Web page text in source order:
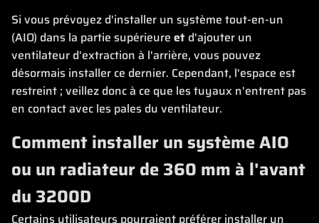
Si vous prévoyez d'installer un système tout-en-un
(AIO) dans la partie supérieure et d'ajouter un
ventilateur d'extraction à l'arrière, vous pouvez
désormais installer ce dernier. Cependant, l'espace est
restreint ; veillez donc à ce que les tuyaux n'entrent pas
en contact avec les pales du ventilateur.
Comment installer un système AIO
ou un radiateur de 360 mm à l'avant
du 3200D
Certains utilisateurs pourraient préférer installer un